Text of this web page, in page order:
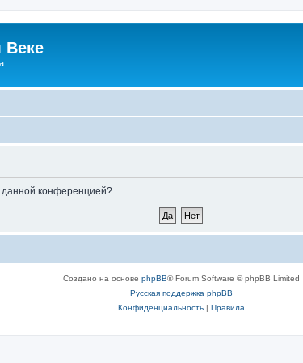
Веке
данной конференцией?
Создано на основе phpBB® Forum Software © phpBB Limited
Русская поддержка phpBB
Конфиденциальность| Правила